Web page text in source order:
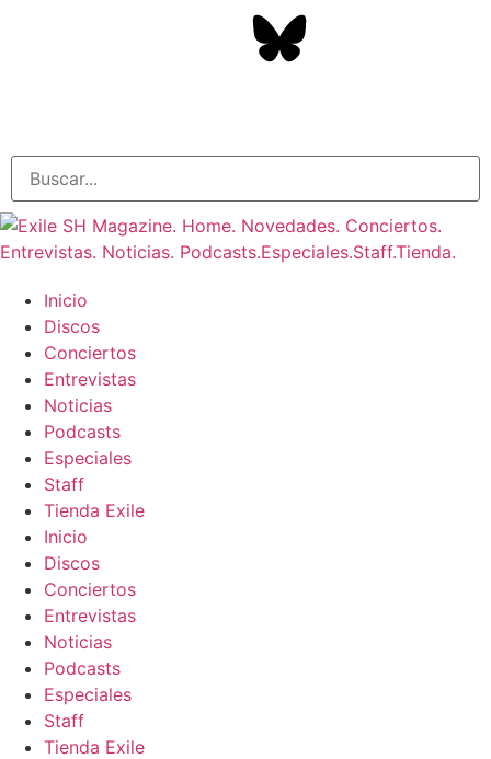
Inicio
Discos
Conciertos
Entrevistas
Noticias
Podcasts
Especiales
Staff
Tienda Exile
Inicio
Discos
Conciertos
Entrevistas
Noticias
Podcasts
Especiales
Staff
Tienda Exile